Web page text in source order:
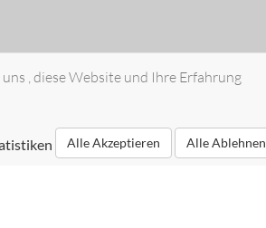
, diese Website und Ihre Erfahrung
Alle Akzeptieren Alle Ablehnen